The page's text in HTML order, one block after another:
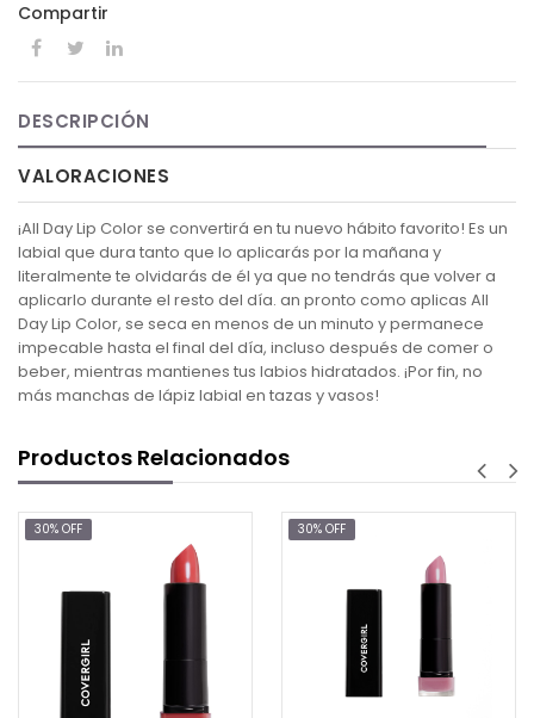
Compartir
DESCRIPCIÓN
VALORACIONES
¡All Day Lip Color se convertirá en tu nuevo hábito favorito! Es un
labial que dura tanto que lo aplicarás por la mañana y
literalmente te olvidarás de él ya que no tendrás que volver a
aplicarlo durante el resto del día. an pronto como aplicas All
Day Lip Color, se seca en menos de un minuto y permanece
impecable hasta el final del día, incluso después de comer o
beber, mientras mantienes tus labios hidratados. ¡Por fin, no
más manchas de lápiz labial en tazas y vasos!
Productos Relacionados
30% OFF 30% OFF